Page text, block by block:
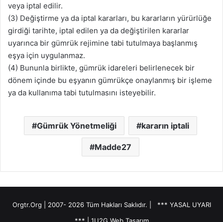
veya iptal edilir.
(3) Değiştirme ya da iptal kararları, bu kararların yürürlüğe
girdiği tarihte, iptal edilen ya da değiştirilen kararlar
uyarınca bir gümrük rejimine tabi tutulmaya başlanmış
eşya için uygulanmaz.
(4) Bununla birlikte, gümrük idareleri belirlenecek bir
dönem içinde bu eşyanın gümrükçe onaylanmış bir işleme
ya da kullanıma tabi tutulmasını isteyebilir.
Gümrük Yönetmeliği kararın iptali
Madde27
Orgtr.Org | 2007- 2026 Tüm Hakları Saklıdır. | *** YASAL UYARI
***
1U2G Web Tasarım